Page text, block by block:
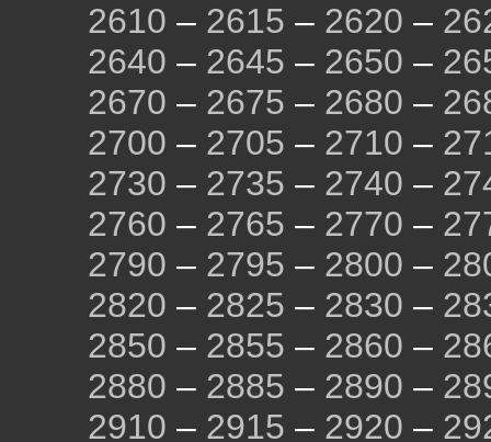
2610 – 2615 – 2620 –
2640 – 2645 – 2650 –
2670 – 2675 – 2680 –
2700 – 2705 – 2710 –
2730 – 2735 – 2740 –
2760 – 2765 – 2770 –
2790 – 2795 – 2800 –
2820 – 2825 – 2830 –
2850 – 2855 – 2860 –
2880 – 2885 – 2890 –
2910 – 2915 – 2920 –